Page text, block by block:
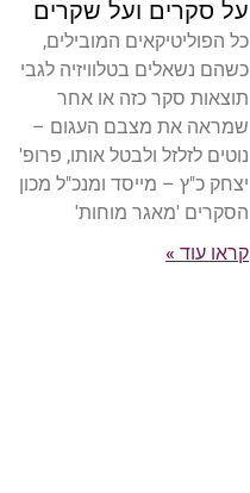
על סקרים ועל שקרים
כל הפוליטיקאים המובילים,
כשהם נשאלים בטלוויזיה לגבי
תוצאות סקר כזה או אחר
שמראה את מצבם העגום –
נוטים לזלזל ולבטל אותו, פרופ'
יצחק כ"ץ – מייסד ומנכ"ל מכון
הסקרים 'מאגר מוחות'
קראו עוד »